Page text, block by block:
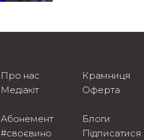
Про нас
Медіакіт
Абонемент
#своєвино
Крамниця
Оферта
Блоги
Підписатися